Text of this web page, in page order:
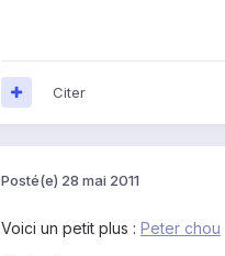
Citer
Posté(e) 28 mai 2011
Voici un petit plus : Peter chou